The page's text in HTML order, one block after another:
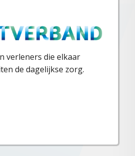
verleners die elkaar
de dagelijkse zorg.